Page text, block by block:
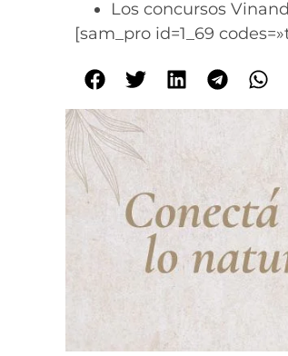
Los concursos
[sam_pro id=1_69